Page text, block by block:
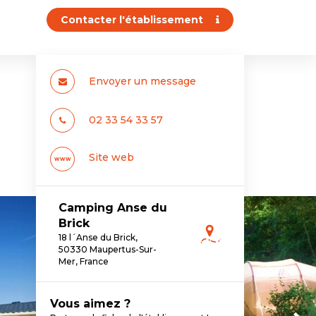
Contacter l'établissement
Envoyer un message
02 33 54 33 57
www Site web
Camping Anse du
Brick
18 l´Anse du Brick,
50330 Maupertus-Sur-
Mer, France
Vous aimez ?